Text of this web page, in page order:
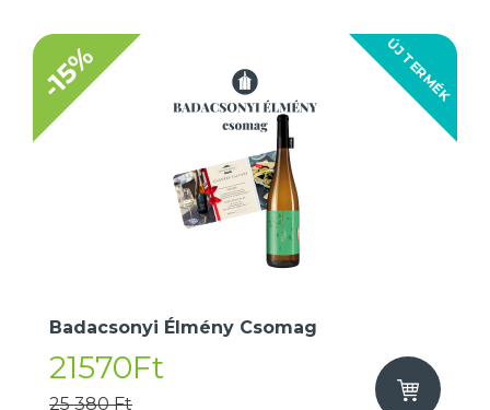
ÚJ TERMÉK
-15%
Badacsonyi Élmény Csomag
21570Ft
25 380 Ft